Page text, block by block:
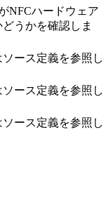
NFCハードウェア
うかを確認しま
ース定義を参照し
ース定義を参照し
ース定義を参照し